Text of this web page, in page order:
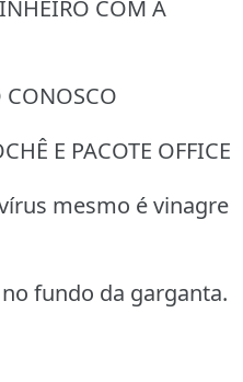
COM A
E PACOTE OFFICE
mesmo é vinagre
fundo da garganta.